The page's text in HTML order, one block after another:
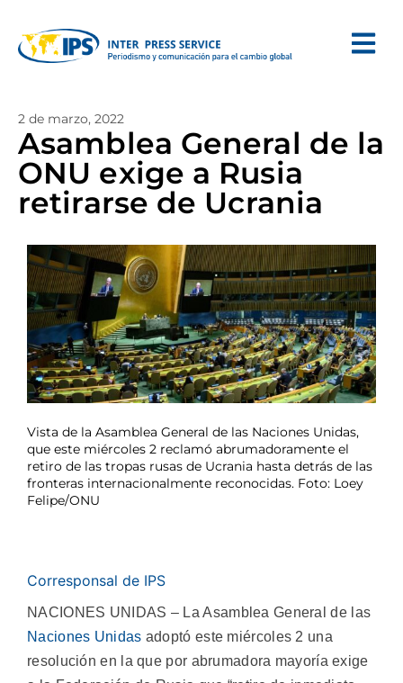
2 de marzo, 2022
Asamblea General de la
ONU exige a Rusia
retirarse de Ucrania
Vista de la Asamblea General de las Naciones Unidas,
que este miércoles 2 reclamó abrumadoramente el
retiro de las tropas rusas de Ucrania hasta detrás de las
fronteras internacionalmente reconocidas. Foto: Loey
Felipe/ONU
Corresponsal de IPS
NACIONES UNIDAS – La Asamblea General de las
Naciones Unidas adoptó este miércoles 2 una
resolución en la que por abrumadora mayoría exige